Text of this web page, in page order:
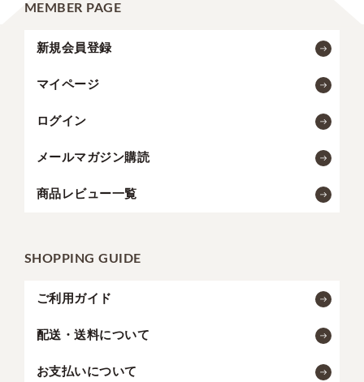
MEMBER PAGE
新規会員登録
マイページ
ログイン
メールマガジン購読
商品レビュー一覧
SHOPPING GUIDE
ご利用ガイド
配送・送料について
お支払いについて